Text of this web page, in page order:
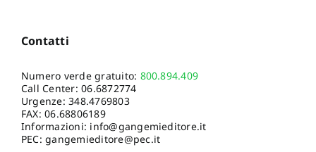
Contatti
Numero verde gratuito: 800.894.409
Call Center:06.6872774
Urgenze:348.4769803
FAX: 06.68806189
Informazioni: info@gangemieditore.it
PEC: gangemieditore@pec.it